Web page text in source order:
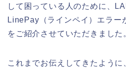
して困っている人のために、
LinePay（ラインペイ）エラー
をご紹介させていただきました
これまでお伝えしてきたよう